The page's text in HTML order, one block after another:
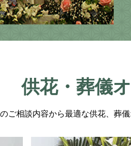
供花・葬儀
ご相談内容から最適な供花、葬